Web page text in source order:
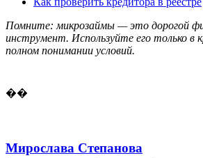
Помните: микрозаймы — это дорогой
инструмент. Используйте его только в
полном понимании условий.
��
Мирослава Степанова